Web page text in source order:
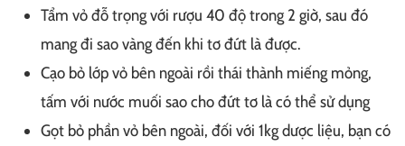
Tẩm vỏ đỗ trọng với rượu 40 độ trong 2 giờ, sau đó
mang đi sao vàng đến khi tơ đứt là được.
Cạo bỏ lớp vỏ bên ngoài rồi thái thành miếng mỏng,
tấm với nước muối sao cho đứt tơ là có thể sử dụng
Gọt bỏ phần vỏ bên ngoài, đối với 1kg dược liệu, bạn có